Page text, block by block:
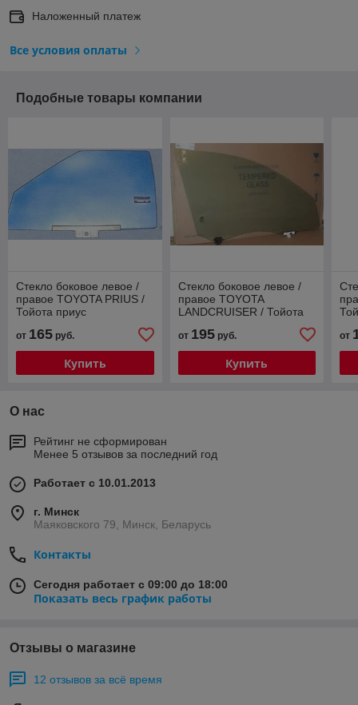
Наложенный платеж
Все условия оплаты
Подобные товары компании
Стекло боковое левое /
правое TOYOTA PRIUS /
Тойота приус
от 165 руб.
Купить
Стекло боковое левое /
правое TOYOTA
LANDCRUISER / Тойота
от 195руб.
Купить
от
О нас
Рейтинг не сформирован
Менее 5 отзывов за последний год
Работает с 10.01.2013
г. Минск
Маяковского 79, Минск, Беларусь
Контакты
Сегодня работает с 09:00 до 18:00
Показать весь график работы
Отзывы о магазине
12 отзывов за всё время